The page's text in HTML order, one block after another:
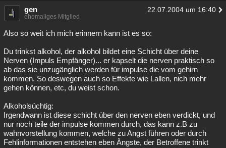
gen 22.07.2004 um 16:40
ehemaliges Mitglied
Also so weit ich mich erinnern kann ist es so:
Du trinkst alkohol, der alkohol bildet eine Schicht über deine
Nerven (Impuls Empfänger)... er kapselt die nerven praktisch so
ab das sie unzugänglich werden für impulse die vom gehirn
kommen. So deswegen auch so Effekte wie Lallen, nich mehr
gehen können, etc, du weist schon.
Alkoholsüchtig:
Irgendwann ist diese schicht über den nerven eben verdickt, und
nur noch teile der impulse kommen durch, das kann z.B zu
wahnvorstellung kommen, welche zu Angst führen oder durch
Fehlinformationen entstehen eben Ängste, der Betroffene trinkt